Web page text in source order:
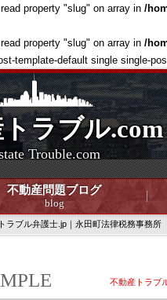
property "slug" on array in /
property "slug" on array in /
template-default single single-
ラブル.com
Trouble.com
不動産問題ブログ
blog
ラブル弁護士.jp｜永田町法律税務事務所
不動産トラブ